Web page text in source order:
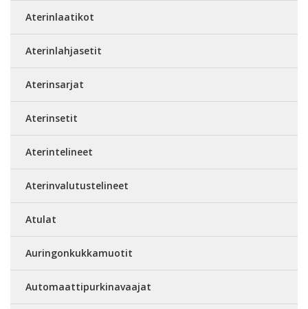
Aterinlaatikot
Aterinlahjasetit
Aterinsarjat
Aterinsetit
Aterintelineet
Aterinvalutustelineet
Atulat
Auringonkukkamuotit
Automaattipurkinavaajat